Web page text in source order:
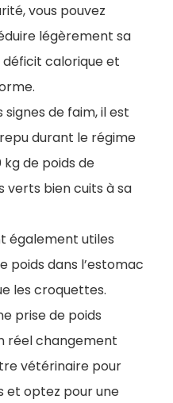
vous pouvez
légèrement sa
calorique et
de faim, il est
durant le régime
kg de poids de
verts bien cuits à sa
également utiles
poids dans l’estomac
les croquettes.
prise de poids
réel changement
vétérinaire pour
et optez pour une